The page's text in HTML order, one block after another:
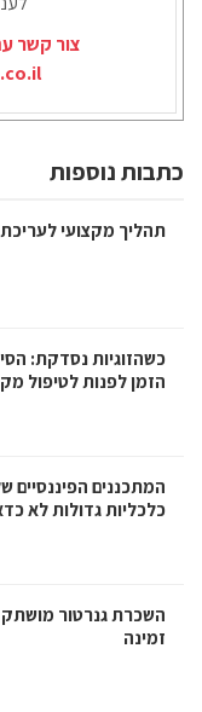
צור קשר
כתבות נוספות
תהליך מקצועי
כשהזוגיות נסדקת:
הזמן לפנות לטיפול
המתכננים הפיננסיים
כלכליות גדולות לא
השכרת גנרטור
זמינה